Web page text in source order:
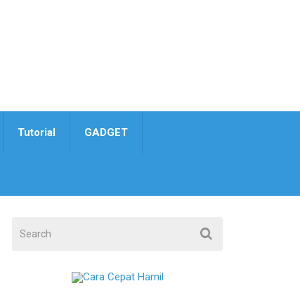
Tutorial GADGET